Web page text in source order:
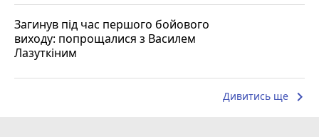
Загинув під час першого бойового
виходу: попрощалися з Василем
Лазуткіним
Дивитись ще keyboard_arrow_right